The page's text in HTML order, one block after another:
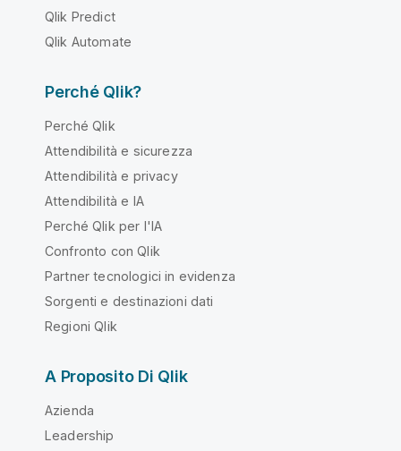
Qlik Predict
Qlik Automate
Perché Qlik?
Perché Qlik
Attendibilità e sicurezza
Attendibilità e privacy
Attendibilità e IA
Perché Qlik per l'IA
Confronto con Qlik
Partner tecnologici in evidenza
Sorgenti e destinazioni dati
Regioni Qlik
A Proposito Di Qlik
Azienda
Leadership